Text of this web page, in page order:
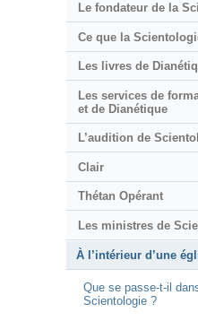
Le fondateur de la
Ce que la
Les livres de
Les services de
et de Dianétique
L’audition de
Clair
Thétan Opérant
Les ministres de
À l’intérieur d’une
Que se passe-t-il
Scientologie ?